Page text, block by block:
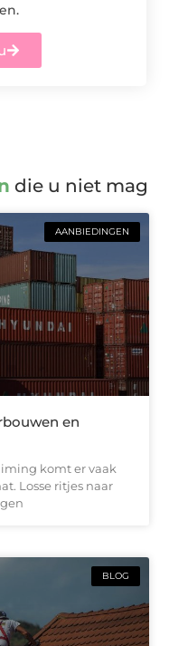
die u niet mag
AANBIEDINGEN
en
komt er vaak
Losse ritjes naar
BLOG